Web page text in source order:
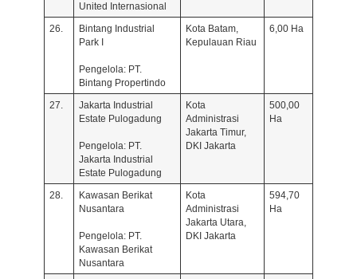
United Internasional
26.
Bintang Industrial
Park I
Pengelola: PT.
Bintang Propertindo
Kota Batam,
Kepulauan Riau
6,00 Ha
27.
Jakarta Industrial
Estate Pulogadung
Pengelola: PT.
Jakarta Industrial
Estate Pulogadung
Kota
Administrasi
Jakarta Timur,
DKI Jakarta
500,00
Ha
28.
Kawasan Berikat
Nusantara
Pengelola: PT.
Kawasan Berikat
Nusantara
Kota
Administrasi
Jakarta Utara,
DKI Jakarta
594,70
Ha